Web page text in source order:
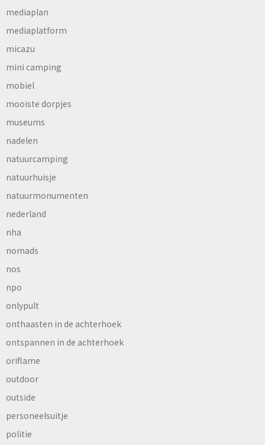
mediaplan
mediaplatform
micazu
mini camping
mobiel
mooiste dorpjes
museums
nadelen
natuurcamping
natuurhuisje
natuurmonumenten
nederland
nha
nomads
nos
npo
onlypult
onthaasten in de achterhoek
ontspannen in de achterhoek
oriflame
outdoor
outside
personeelsuitje
politie